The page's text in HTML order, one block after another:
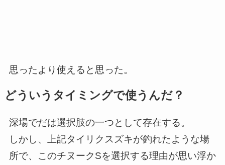
思ったより使えると思った。
どういうタイミングで使うんだ？
深場でだは選択肢の一つとして存在する。
しかし、上記タイリクスズキが釣れたような場
所で、このチヌークSを選択する理由が思い浮か